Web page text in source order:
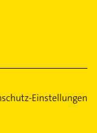
Einstellungen